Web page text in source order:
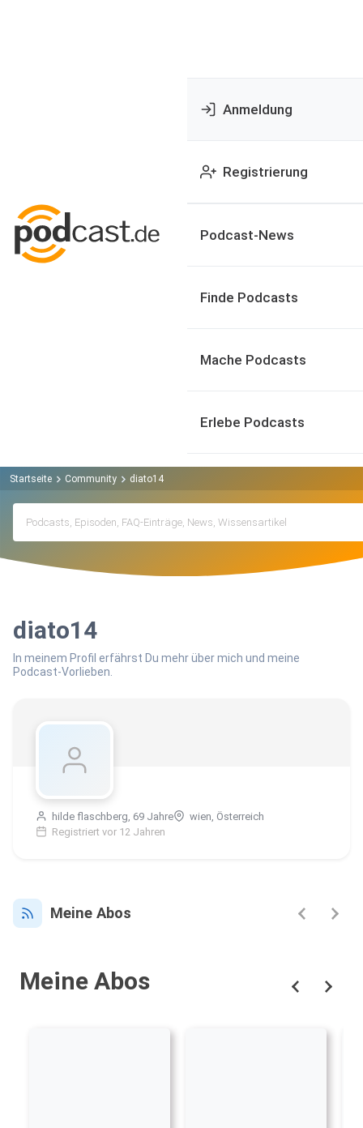
Anmeldung
Registrierung
Podcast-News
Finde Podcasts
Mache Podcasts
Erlebe Podcasts
Startseite Community diato14
diato14
In meinem Profil erfährst Du mehr über mich und meine
Podcast-Vorlieben.
hilde flaschberg, 69 Jahre
wien, Österreich
Registriert vor 12 Jahren
Meine Abos
Meine Abos